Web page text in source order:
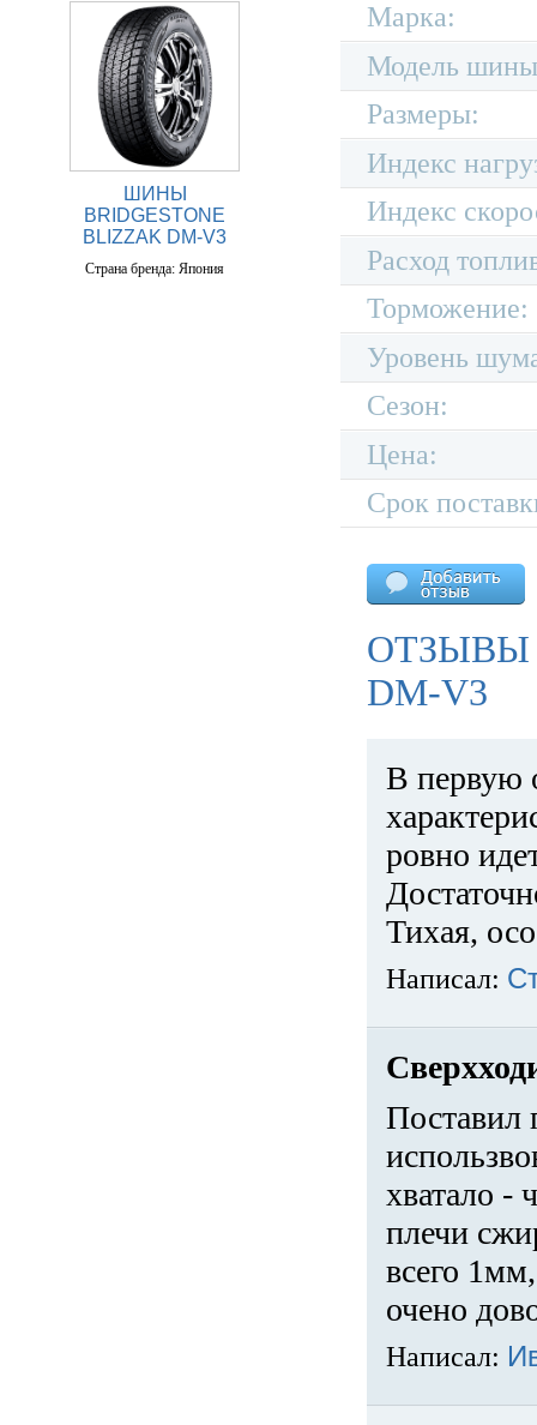
ШИНЫ
BRIDGESTONE
BLIZZAK DM-V3
Страна бренда: Япония
Марка:
Модель
Размеры:
Индекс
Индекс
Расход
Торможение:
Уровень
Сезон:
Цена:
Срок
ОТЗЫВЫ
DM-V3
В первую
ровно
Тихая,
Написал:
Поставил
хватало -
плечи
всего
очено
Написал: